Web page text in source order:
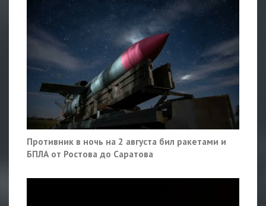
Противник в ночь на 2 августа бил ракетами и
БПЛА от Ростова до Саратова